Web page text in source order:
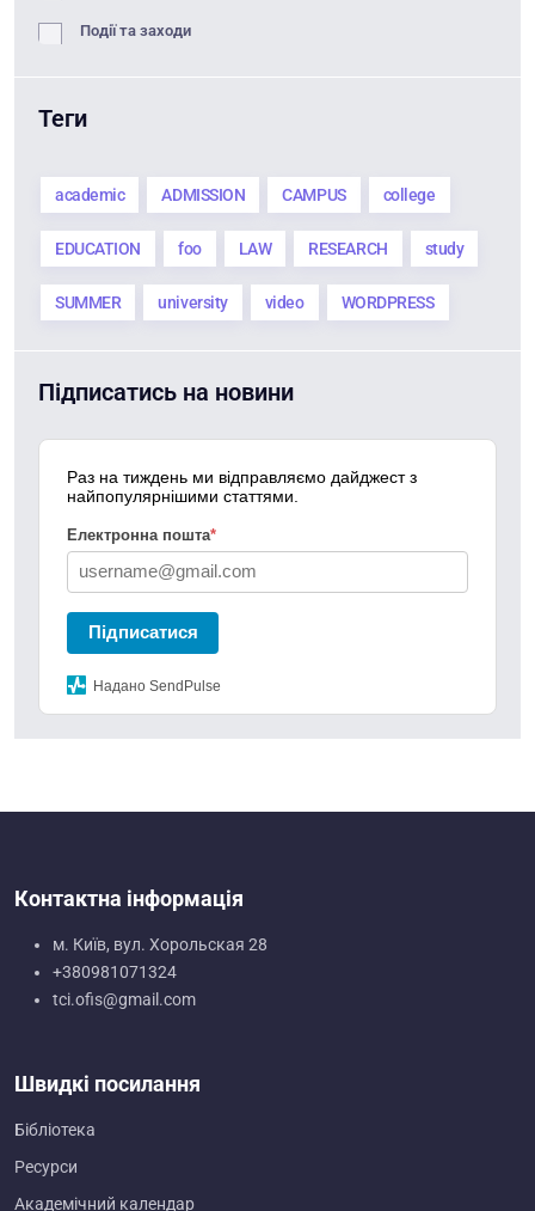
Події та заходи
Теги
academic ADMISSION CAMPUS college
EDUCATION foo LAW RESEARCH study
SUMMER university video WORDPRESS
Підписатись на новини
Раз на тиждень ми відправляємо дайджест з
найпопулярнішими статтями.
Електронна пошта*
Підписатися
Надано SendPulse
Контактна інформація
м. Київ, вул. Хорольская 28
+380981071324
tci.ofis@gmail.com
Швидкі посилання
Бібліотека
Ресурси
Академічний календар